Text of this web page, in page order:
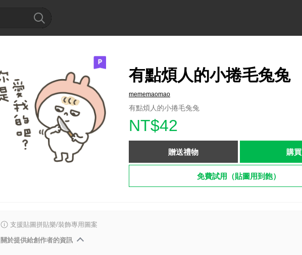
有點煩人的小捲毛兔兔
mememaomao
有點煩人的小捲毛兔兔
NT$42
贈送禮物 購買
免費試用（貼圖用到飽）
支援貼圖拼貼樂/裝飾專用圖案
關於提供給創作者的資訊